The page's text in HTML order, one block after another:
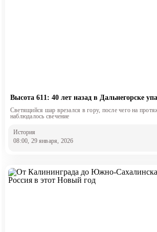
Высота 611: 40 лет назад в Дальнегорске
Светящийся шар врезался в гору, после чего на
наблюдалось свечение
История
08:00, 29 января, 2026